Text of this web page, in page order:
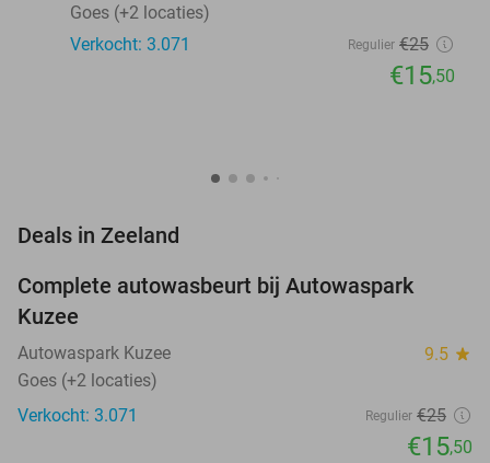
Goes (+2 locaties)
Verkocht: 3.071
Regulier €25
€15,50
Deals in Zeeland
Complete autowasbeurt bij Autowaspark
Kuzee
Autowaspark Kuzee 9.5 star
Goes (+2 locaties)
Verkocht: 3.071
Regulier €25
€15,50